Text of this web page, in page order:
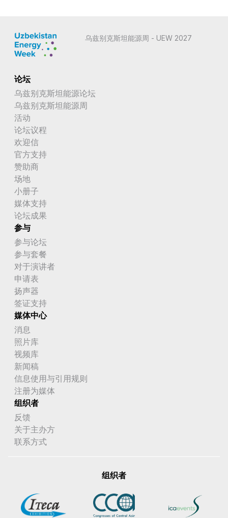
乌兹别克斯坦能源周 - UEW 2027
论坛
乌兹别克斯坦能源论坛
乌兹别克斯坦能源周
活动
论坛议程
欢迎信
官方支持
赞助商
场地
小册子
媒体支持
论坛成果
参与
参与论坛
参与套餐
对于演讲者
申请表
扬声器
签证支持
媒体中心
消息
照片库
视频库
新闻稿
信息使用与引用规则
注册为媒体
组织者
反馈
关于主办方
联系方式
组织者